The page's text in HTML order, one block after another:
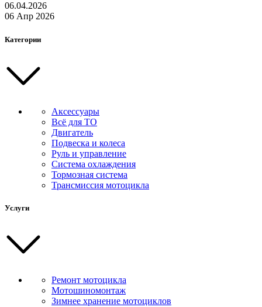
06.04.2026
06 Апр 2026
Категории
Аксессуары
Всё для ТО
Двигатель
Подвеска и колеса
Руль и управление
Система охлаждения
Тормозная система
Трансмиссия мотоцикла
Услуги
Ремонт мотоцикла
Мотошиномонтаж
Зимнее хранение мотоциклов